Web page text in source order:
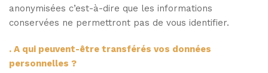
anonymisées c’est-à-dire que les informations
conservées ne permettront pas de vous identifier.
. A qui peuvent-être transférés vos données
personnelles ?